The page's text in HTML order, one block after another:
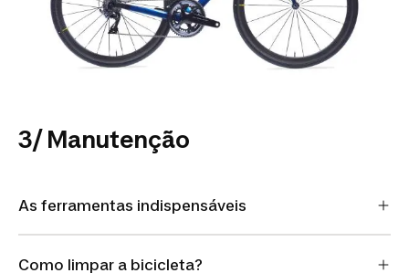
3/ Manutenção
As ferramentas indispensáveis
Como limpar a bicicleta?